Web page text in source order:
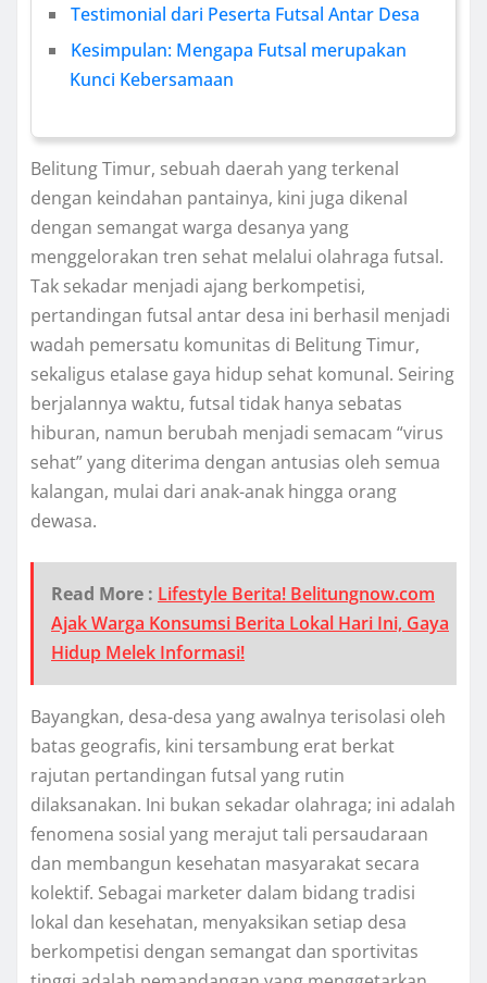
Testimonial dari Peserta Futsal Antar Desa
Kesimpulan: Mengapa Futsal merupakan
Kunci Kebersamaan
Belitung Timur, sebuah daerah yang terkenal
dengan keindahan pantainya, kini juga dikenal
dengan semangat warga desanya yang
menggelorakan tren sehat melalui olahraga futsal.
Tak sekadar menjadi ajang berkompetisi,
pertandingan futsal antar desa ini berhasil menjadi
wadah pemersatu komunitas di Belitung Timur,
sekaligus etalase gaya hidup sehat komunal. Seiring
berjalannya waktu, futsal tidak hanya sebatas
hiburan, namun berubah menjadi semacam “virus
sehat” yang diterima dengan antusias oleh semua
kalangan, mulai dari anak-anak hingga orang
dewasa.
Read More : Lifestyle Berita! Belitungnow.com
Ajak Warga Konsumsi Berita Lokal Hari Ini, Gaya
Hidup Melek Informasi!
Bayangkan, desa-desa yang awalnya terisolasi oleh
batas geografis, kini tersambung erat berkat
rajutan pertandingan futsal yang rutin
dilaksanakan. Ini bukan sekadar olahraga; ini adalah
fenomena sosial yang merajut tali persaudaraan
dan membangun kesehatan masyarakat secara
kolektif. Sebagai marketer dalam bidang tradisi
lokal dan kesehatan, menyaksikan setiap desa
berkompetisi dengan semangat dan sportivitas